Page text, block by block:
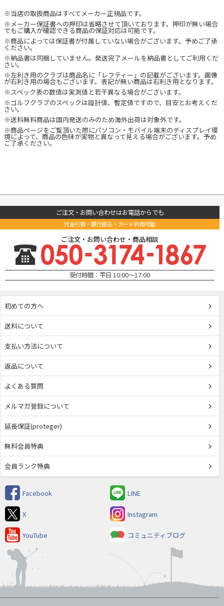
※当店の取扱商品はすべてメーカー正規品です。
※メーカー保証書への押印は省略させて頂いております。押印が無い場合
でもご購入が確認できる商品の保証対応は可能です。
※商品によっては保証書が付属していない場合がございます。予めご了承
ください。
※納品書は同梱していません。発送完了メールを納品書としてご利用くだ
さい。
※左利き用のクラブは商品名に「レフティー」の記載がございます。画像
が右利き用の場合もございます。表記が無い商品は右利き用となります。
※スペック表の数値は実測値と若干異なる場合がございます。
※ゴルフクラブのスペックは設計値、暫定値ですので、目安とお考えくだ
さい。
※送料無料商品は国内発送のみのため海外出荷は対象外です。
※商品ページをご覧頂いた際にパソコン・モバイル端末のディスプレイ環
境によって、商品の色味が実物と異なって見える場合がございます。予め
ご了承ください。
ご注文・お問い合わせはお電話からでも
代金引換・銀行振込・カード利用可能
ご注文・お問い合わせ・商品相談
受付時間：平日 10:00～17:00
初めての方へ
送料について
支払い方法について
返品について
よくある質問
メルマガ登録について
延長保証(proteger)
無料会員特典
会員ランク特典
Facebook LINE
X Instagram
YouTube コミュニティブログ